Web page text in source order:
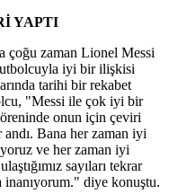
YAPTI
çoğu zaman Lionel Messi
iyi bir ilişkisi
tarihi bir rekabet
"Messi ile çok iyi bir
onun için çeviri
andı. Bana her zaman iyi
ve her zaman iyi
sayıları tekrar
diye konuştu.